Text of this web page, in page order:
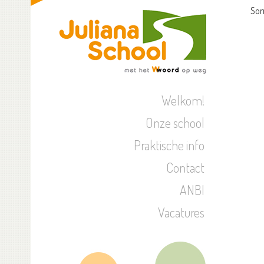
Welkom!
Onze school
Praktische info
Contact
ANBI
Vacatures